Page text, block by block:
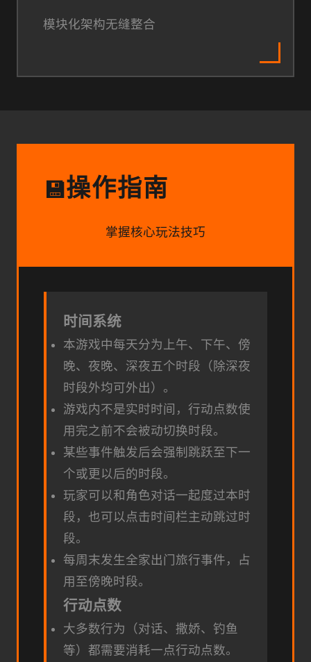
模块化架构无缝整合
💾操作指南
掌握核心玩法技巧
时间系统
本游戏中每天分为上午、下午、傍
晚、夜晚、深夜五个时段（除深夜
时段外均可外出）。
游戏内不是实时时间，行动点数使
用完之前不会被动切换时段。
某些事件触发后会强制跳跃至下一
个或更以后的时段。
玩家可以和角色对话一起度过本时
段，也可以点击时间栏主动跳过时
段。
每周末发生全家出门旅行事件，占
用至傍晚时段。
行动点数
大多数行为（对话、撒娇、钓鱼
等）都需要消耗一点行动点数。